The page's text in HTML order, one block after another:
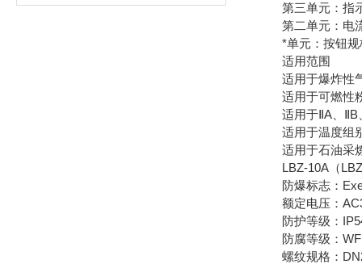
第三单元：指
第二单元：电
*单元：按钮规
适用范围
适用于爆炸性气
适用于可燃性粉
适用于ⅡA、ⅡB
适用于温度组别
适用于石油采炼
LBZ-10A（LBZ-
防爆标志：
额定电压：
防护等级：
防腐等级：
螺纹规格：